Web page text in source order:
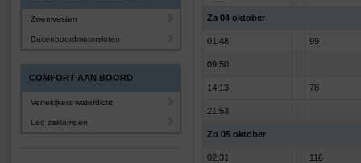
Za 04 oktober
01:48 99
09:50
14:13 78
21:53
Zo 05 oktober
02:31 116
Zwemvesten
Buitenboordmotorsloten
COMFORT AAN BOORD
Verrekijkers waterdicht
Led zaklampen